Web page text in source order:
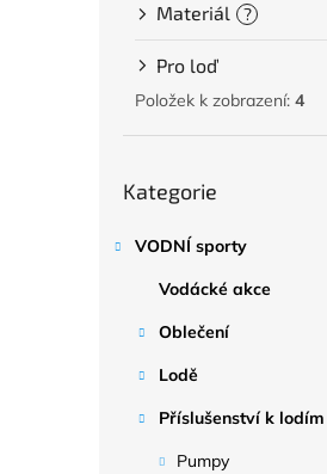
Materiál ?
Pro loď
Položek k zobrazení: 4
kategorie
Kategorie
VODNÍ sporty
Vodácké akce
Oblečení
Lodě
Příslušenství k lodím
Pumpy